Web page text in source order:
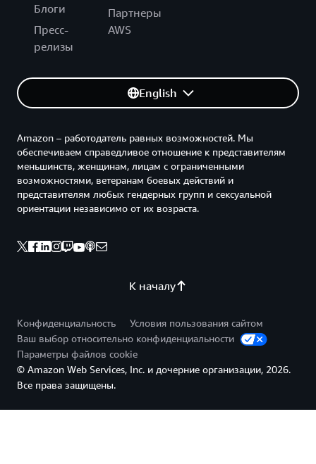
Блоги
Пресс-
релизы
Партнеры
AWS
English
К началу
Amazon – работодатель равных возможностей. Мы
обеспечиваем справедливое отношение к представителям
меньшинств, женщинам, лицам с ограниченными
возможностями, ветеранам боевых действий и
представителям любых гендерных групп и сексуальной
ориентации независимо от их возраста.
Конфиденциальность
Условия пользования сайтом
Ваш выбор относительно конфиденциальности
Параметры файлов cookie
© Amazon Web Services, Inc. и дочерние организации, 2026.
Все права защищены.